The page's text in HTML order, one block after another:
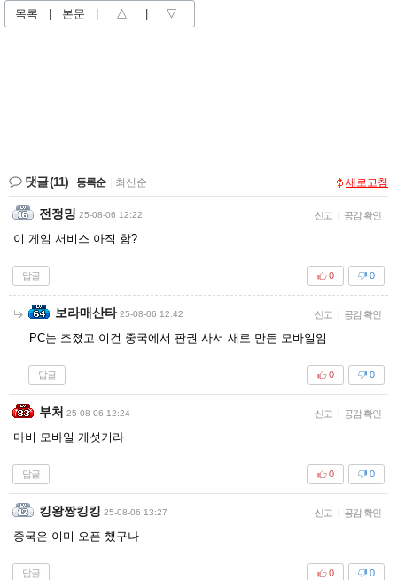
목록 | 본문 | △ | ▽
댓글(11) 등록순 최신순 새로고침
전정밍 25-08-06 12:22 신고 | 공감 확인
이 게임 서비스 아직 함?
답글 0
0
보라매산타 25-08-06 12:42 신고 | 공감 확인
PC는 조졌고 이건 중국에서 판권 사서 새로 만든 모바일임
답글 0
0
부처 25-08-06 12:24 신고 | 공감 확인
마비 모바일 게섯거라
답글 0
0
킹왕짱킹킹 25-08-06 13:27 신고 | 공감 확인
중국은 이미 오픈 했구나
답글 0
0